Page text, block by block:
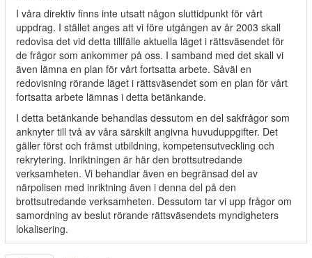
I våra direktiv finns inte utsatt någon sluttidpunkt för vårt
uppdrag. I stället anges att vi före utgången av år 2003 skall
redovisa det vid detta tillfälle aktuella läget i rättsväsendet för
de frågor som ankommer på oss. I samband med det skall vi
även lämna en plan för vårt fortsatta arbete. Såväl en
redovisning rörande läget i rättsväsendet som en plan för vårt
fortsatta arbete lämnas i detta betänkande.
I detta betänkande behandlas dessutom en del sakfrågor som
anknyter till två av våra särskilt angivna huvuduppgifter. Det
gäller först och främst utbildning, kompetensutveckling och
rekrytering. Inriktningen är här den brottsutredande
verksamheten. Vi behandlar även en begränsad del av
närpolisen med inriktning även i denna del på den
brottsutredande verksamheten. Dessutom tar vi upp frågor om
samordning av beslut rörande rättsväsendets myndigheters
lokalisering.